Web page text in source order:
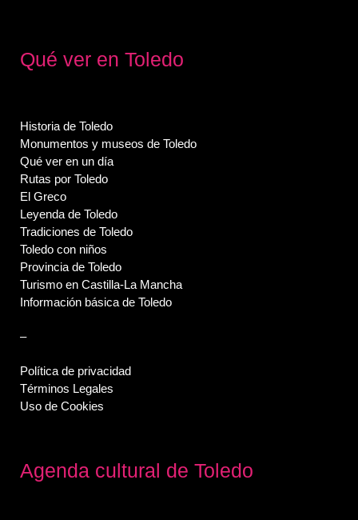
Qué ver en Toledo
Historia de Toledo
Monumentos y museos de Toledo
Qué ver en un día
Rutas por Toledo
El Greco
Leyenda de Toledo
Tradiciones de Toledo
Toledo con niños
Provincia de Toledo
Turismo en Castilla-La Mancha
Información básica de Toledo
–
Política de privacidad
Términos Legales
Uso de Cookies
Agenda cultural de Toledo